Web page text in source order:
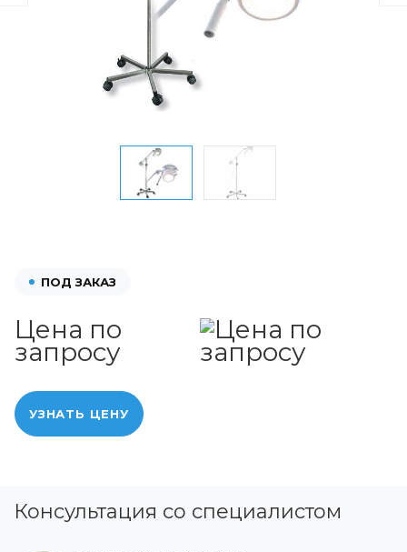
ПОД ЗАКАЗ
Цена по
запросу
УЗНАТЬ ЦЕНУ
Консультация со специалистом